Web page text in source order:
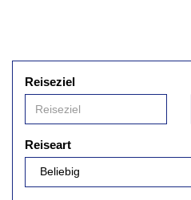
Reiseziel
Reiseart